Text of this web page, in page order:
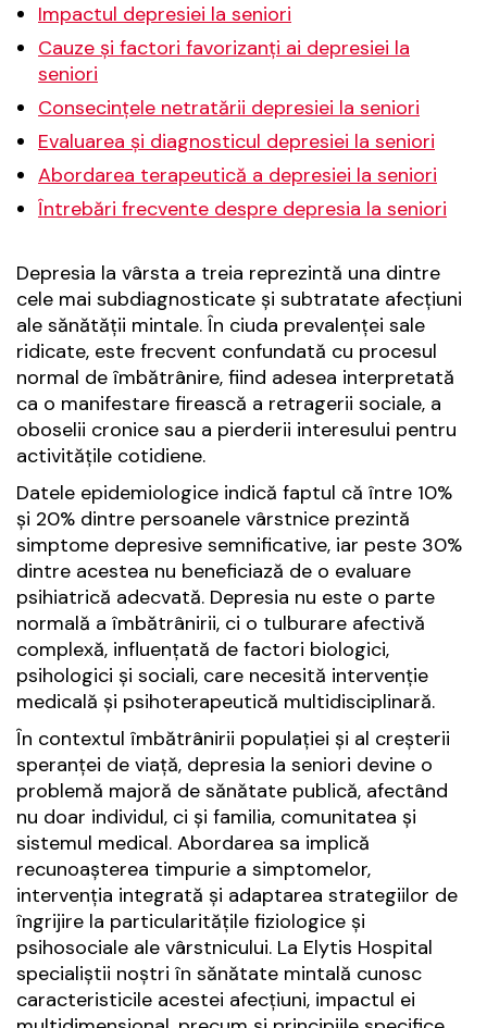
Impactul depresiei la seniori
Cauze și factori favorizanți ai depresiei la
seniori
Consecințele netratării depresiei la seniori
Evaluarea și diagnosticul depresiei la seniori
Abordarea terapeutică a depresiei la seniori
Întrebări frecvente despre depresia la seniori
Depresia la vârsta a treia reprezintă una dintre
cele mai subdiagnosticate și subtratate afecțiuni
ale sănătății mintale. În ciuda prevalenței sale
ridicate, este frecvent confundată cu procesul
normal de îmbătrânire, fiind adesea interpretată
ca o manifestare firească a retragerii sociale, a
oboselii cronice sau a pierderii interesului pentru
activitățile cotidiene.
Datele epidemiologice indică faptul că între 10%
și 20% dintre persoanele vârstnice prezintă
simptome depresive semnificative, iar peste 30%
dintre acestea nu beneficiază de o evaluare
psihiatrică adecvată. Depresia nu este o parte
normală a îmbătrânirii, ci o tulburare afectivă
complexă, influențată de factori biologici,
psihologici și sociali, care necesită intervenție
medicală și psihoterapeutică multidisciplinară.
În contextul îmbătrânirii populației și al creșterii
speranței de viață, depresia la seniori devine o
problemă majoră de sănătate publică, afectând
nu doar individul, ci și familia, comunitatea și
sistemul medical. Abordarea sa implică
recunoașterea timpurie a simptomelor,
intervenția integrată și adaptarea strategiilor de
îngrijire la particularitățile fiziologice și
psihosociale ale vârstnicului. La Elytis Hospital
specialiștii noștri în sănătate mintală cunosc
caracteristicile acestei afecțiuni, impactul ei